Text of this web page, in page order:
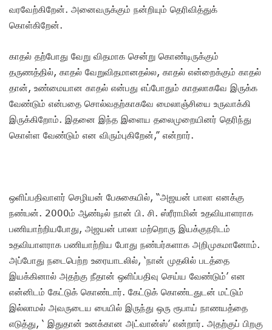
வரவேற்கிறேன். அனைவருக்கும் நன்றியும் தெரிவித்துக்
கொள்கிறேன்.
காதல் தற்போது வேறு விதமாக சென்று கொண்டிருக்கும்
தருணத்தில், காதல் வேறுவிதமானதல்ல, காதல் என்றைக்கும் காதல்
தான், உண்மையான காதல் என்பது எப்போதும் காதலாகவே இருக்க
வேண்டும் என்பதை சொல்வதற்காகவே மைலாஞ்சியை உருவாக்கி
இருக்கிறோம். இதனை இந்த இளைய தலைமுறையினர் தெரிந்து
கொள்ள வேண்டும் என விரும்புகிறேன்,” என்றார்.
ஒளிப்பதிவாளர் செழியன் பேசுகையில், “அஜயன் பாலா எனக்கு
நண்பன். 2000ம் ஆண்டில் நான் பி. சி. ஸ்ரீராமின் உதவியாளராக
பணியாற்றியபோது, அஜயன் பாலா மற்றொரு இயக்குநரிடம்
உதவியாளராக பணியாற்றிய போது நண்பர்களாக அறிமுகமானோம்.
அப்போது நடைபெற்ற உரையாடலில், ‘நான் முதலில் படத்தை
இயக்கினால் அதற்கு நீதான் ஒளிப்பதிவு செய்ய வேண்டும்’ என
என்னிடம் கேட்டுக் கொண்டார். கேட்டுக் கொண்டதுடன் மட்டும்
இல்லாமல் அவருடைய பையில் இருந்து ஒரு ரூபாய் நாணயத்தை
எடுத்து, ‘ இதுதான் உனக்கான அட்வான்ஸ்’ என்றார்.‌ அதற்குப் பிறகு